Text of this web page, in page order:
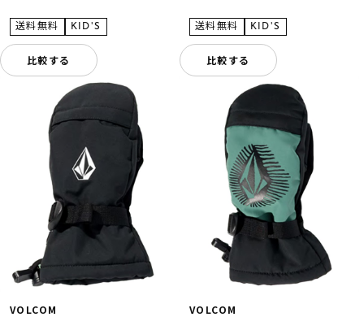
比較する 比較する
VOLCOM VOLCOM